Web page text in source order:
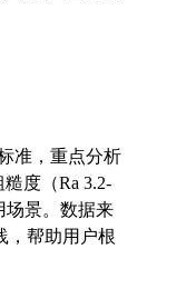
准，重点分析
度（Ra 3.2-
场景。数据来
，帮助用户根